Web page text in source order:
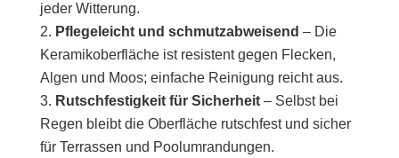
jeder Witterung.
Pflegeleicht und schmutzabweisend – Die
Keramikoberfläche ist resistent gegen Flecken,
Algen und Moos; einfache Reinigung reicht aus.
Rutschfestigkeit für Sicherheit– Selbst bei
Regen bleibt die Oberfläche rutschfest und sicher
für Terrassen und Poolumrandungen.